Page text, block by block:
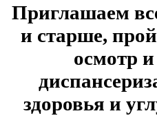
Приглашаем
и старше,
осмотр
здоровья и